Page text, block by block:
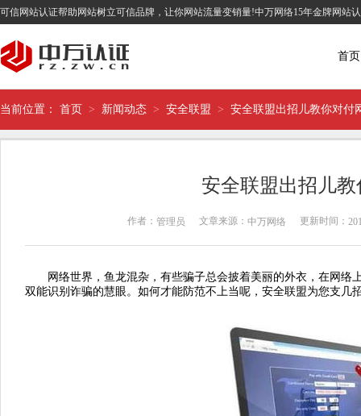
可信网站认证帮助网站树立可信品牌，让你网站流量变销量!中万网络15年金牌网站
首页
当前位置： 首页 > 新闻动态 > 安全联盟 > 安全联盟出招儿教你对付
安全联盟出招儿
作者： 管理员 文章来源： 中万网络 更新时间：
网络世界，鱼龙混杂，有些骗子总会披着美丽的外衣，在网络
双能识别诈骗的慧眼。如何才能防范不上当呢，安全联盟为您支几